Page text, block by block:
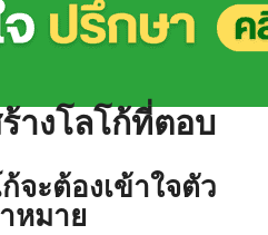
างโลโก้ที่ตอบ
จะต้องเข้าใจตัว
หมาย